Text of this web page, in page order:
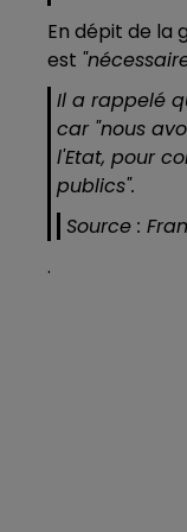
En dépit de la
est
Il a rappelé
car "nous
l'Etat, pour
publics".
Source :
.